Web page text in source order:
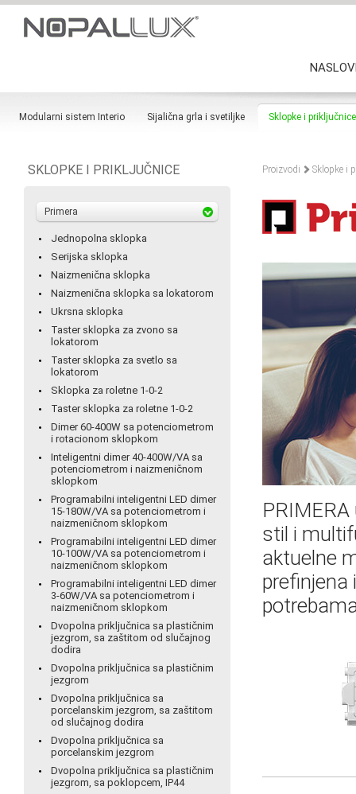
Modularni sistem Interio Sijalična grla i svetiljke Sklopke i priključnice
SKLOPKE I PRIKLJUČNICE
Primera
Jednopolna sklopka
Serijska sklopka
Naizmenična sklopka
Naizmenična sklopka sa lokatorom
Ukrsna sklopka
Taster sklopka za zvono sa
lokatorom
Taster sklopka za svetlo sa
lokatorom
Sklopka za roletne 1-0-2
Taster sklopka za roletne 1-0-2
Dimer 60-400W sa potenciometrom
i rotacionom sklopkom
Inteligentni dimer 40-400W/VA sa
potenciometrom i naizmeničnom
sklopkom
Programabilni inteligentni LED dimer
15-180W/VA sa potenciometrom i
naizmeničnom sklopkom
Programabilni inteligentni LED dimer
10-100W/VA sa potenciometrom i
naizmeničnom sklopkom
Programabilni inteligentni LED dimer
3-60W/VA sa potenciometrom i
naizmeničnom sklopkom
Dvopolna priključnica sa plastičnim
jezgrom, sa zaštitom od slučajnog
dodira
Dvopolna priključnica sa plastičnim
jezgrom
Dvopolna priključnica sa
porcelanskim jezgrom, sa zaštitom
od slučajnog dodira
Dvopolna priključnica sa
porcelanskim jezgrom
Dvopolna priključnica sa plastičnim
jezgrom, sa poklopcem, IP44
Proizvodi Sklopke i
stil i
aktuelne
prefinjena